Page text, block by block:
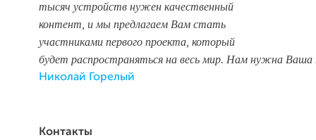
тысяч устройств нужен качественный
контент, и мы предлагаем Вам стать
участниками первого проекта, который
будет распространяться на весь мир. Нам нужна
Николай Горелый
Контакты